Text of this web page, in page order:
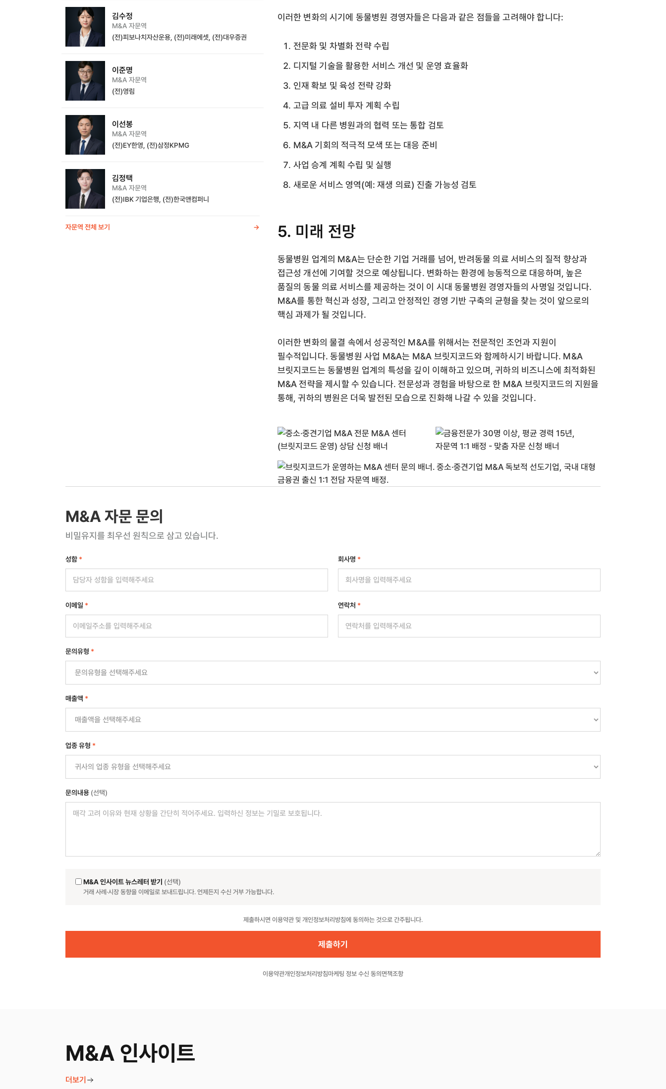
김수정
M&A 자문역
(전)피보나치자산운용, (전)미래에셋, (전)대우증권
이준명
M&A 자문역
(전)영림
이선봉
M&A 자문역
(전)EY한영, (전)삼정KPMG
김정택
M&A 자문역
(전)IBK 기업은행, (전)한국앤컴퍼니
자문역 전체 보기 ->
이러한 변화의 시기에 동물병원 경영자들은 다음과 같은 점들을 고려해야 합니다:
전문화 및 차별화 전략 수립
디지털 기술을 활용한 서비스 개선 및 운영 효율화
인재 확보 및 육성 전략 강화
고급 의료 설비 투자 계획 수립
지역 내 다른 병원과의 협력 또는 통합 검토
M&A 기회의 적극적 모색 또는 대응 준비
사업 승계 계획 수립 및 실행
새로운 서비스 영역(예: 재생 의료) 진출 가능성 검토
5. 미래 전망
동물병원 업계의 M&A는 단순한 기업 거래를 넘어, 반려동물 의료 서비스의 질적 향상과
접근성 개선에 기여할 것으로 예상됩니다. 변화하는 환경에 능동적으로 대응하며, 높은
품질의 동물 의료 서비스를 제공하는 것이 이 시대 동물병원 경영자들의 사명일 것입니다.
M&A를 통한 혁신과 성장, 그리고 안정적인 경영 기반 구축의 균형을 찾는 것이 앞으로의
핵심 과제가 될 것입니다.
이러한 변화의 물결 속에서 성공적인 M&A를 위해서는 전문적인 조언과 지원이
필수적입니다. 동물병원 사업 M&A는 M&A 브릿지코드와 함께하시기 바랍니다. M&A
브릿지코드는 동물병원 업계의 특성을 깊이 이해하고 있으며, 귀하의 비즈니스에 최적화된
M&A 전략을 제시할 수 있습니다. 전문성과 경험을 바탕으로 한 M&A 브릿지코드의 지원을
통해, 귀하의 병원은 더욱 발전된 모습으로 진화해 나갈 수 있을 것입니다.
M&A 자문 문의
비밀유지를 최우선 원칙으로 삼고 있습니다.
성함 * 회사명 *
이메일 * 연락처 *
문의유형 *
매출액 *
업종 유형 *
문의내용 (선택)
M&A 인사이트 뉴스레터 받기 (선택)
거래 사례·시장 동향을 이메일로 보내드립니다. 언제든지 수신 거부 가능합니다.
제출하시면 이용약관 및 개인정보처리방침에 동의하는 것으로 간주됩니다.
이용약관개인정보처리방침마케팅 정보 수신 동의 면책조항
M&A 인사이트
더보기